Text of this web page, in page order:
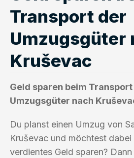
Transport der
Umzugsgüter
Kruševac
Geld sparen beim
Umzugsgüter nach
Du planst einen Umzug von
Kruševac und möchtest dabei
verdientes Geld sparen?